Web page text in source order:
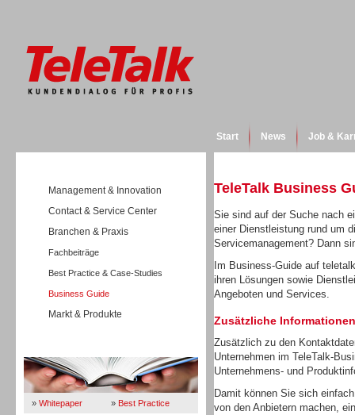
Start News Job &
Management & Innovation
Contact & Service Center
Branchen & Praxis
Fachbeiträge
Best Practice & Case-Studies
Business Guide
Markt & Produkte
» Whitepaper » Best Practice
TeleTalk Business
Sie sind auf der Suche nach
einer Dienstleistung rund um
Servicemanagement? Dann
Im Business-Guide auf
ihren Lösungen sowie
Angeboten und Services.
Zusätzliche
Zusätzlich zu den
Unternehmen im TeleTalk-
Unternehmens- und
Damit können Sie sich
von den Anbietern machen,